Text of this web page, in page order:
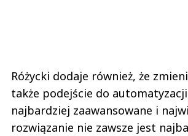
Różycki dodaje również, że
także podejście do
najbardziej zaawansowane i
rozwiązanie nie zawsze jest